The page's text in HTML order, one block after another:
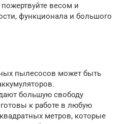
весом и
функционала и большого
пылесосов может быть
большую свободу
к работе в любую
метров, которые